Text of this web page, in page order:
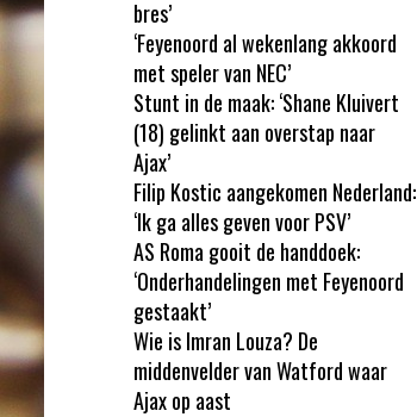
bres’
‘Feyenoord al wekenlang akkoord
met speler van NEC’
Stunt in de maak: ‘Shane Kluivert
(18) gelinkt aan overstap naar
Ajax’
Filip Kostic aangekomen Nederland:
‘Ik ga alles geven voor PSV’
AS Roma gooit de handdoek:
‘Onderhandelingen met Feyenoord
gestaakt’
Wie is Imran Louza? De
middenvelder van Watford waar
Ajax op aast